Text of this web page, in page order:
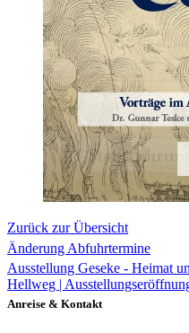
Zurück zur Übersicht
Änderung Abfuhrtermine
Ausstellung Geseke - Heimat
Hellweg |
Anreise & Kontakt